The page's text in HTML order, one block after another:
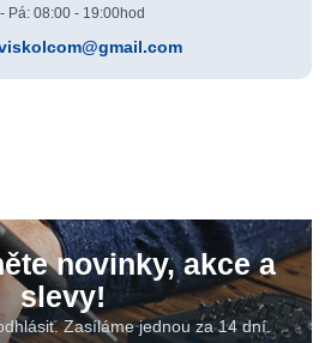
Pá: 08:00 - 19:00hod
novinky, akce a
slevy!
Zasíláme jednou za 14 dní.